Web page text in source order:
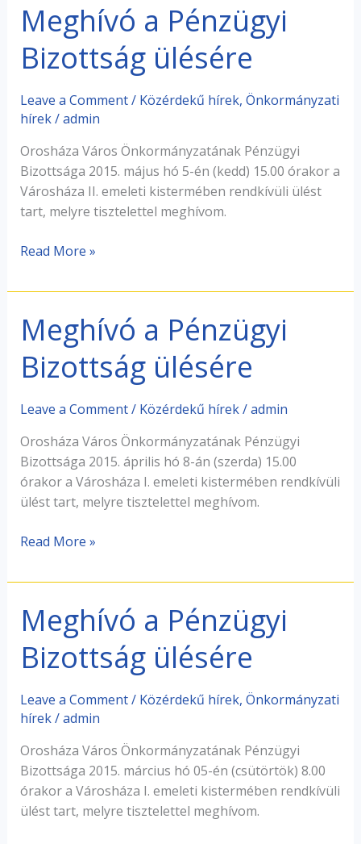
Meghívó a Pénzügyi
Bizottság ülésére
Leave a Comment/ Közérdekű hírek, Önkormányzati
hírek/admin
Orosháza Város Önkormányzatának Pénzügyi
Bizottsága 2015. május hó 5-én (kedd) 15.00 órakor a
Városháza II. emeleti kistermében rendkívüli ülést
tart, melyre tisztelettel meghívom.
Meghívó
a
Pénzügyi
Bizottság
ülésére
Read More »
Meghívó a Pénzügyi
Bizottság ülésére
Leave a Comment/ Közérdekű hírek/admin
Orosháza Város Önkormányzatának Pénzügyi
Bizottsága 2015. április hó 8-án (szerda) 15.00
órakor a Városháza I. emeleti kistermében rendkívüli
ülést tart, melyre tisztelettel meghívom.
Meghívó
a
Pénzügyi
Bizottság
ülésére
Read More »
Meghívó a Pénzügyi
Bizottság ülésére
Leave a Comment/ Közérdekű hírek, Önkormányzati
hírek/admin
Orosháza Város Önkormányzatának Pénzügyi
Bizottsága 2015. március hó 05-én (csütörtök) 8.00
órakor a Városháza I. emeleti kistermében rendkívüli
ülést tart, melyre tisztelettel meghívom.
Meghívó
a
Pénzügyi
Bizottság
ülésére